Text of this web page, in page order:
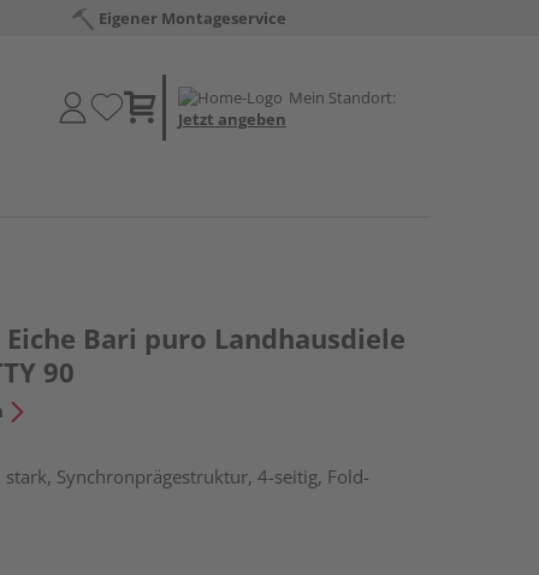
Eigener Montageservice
Mein Standort:
Jetzt angeben
Bari puro Landhausdiele
90
Synchronprägestruktur, 4-seitig, Fold-